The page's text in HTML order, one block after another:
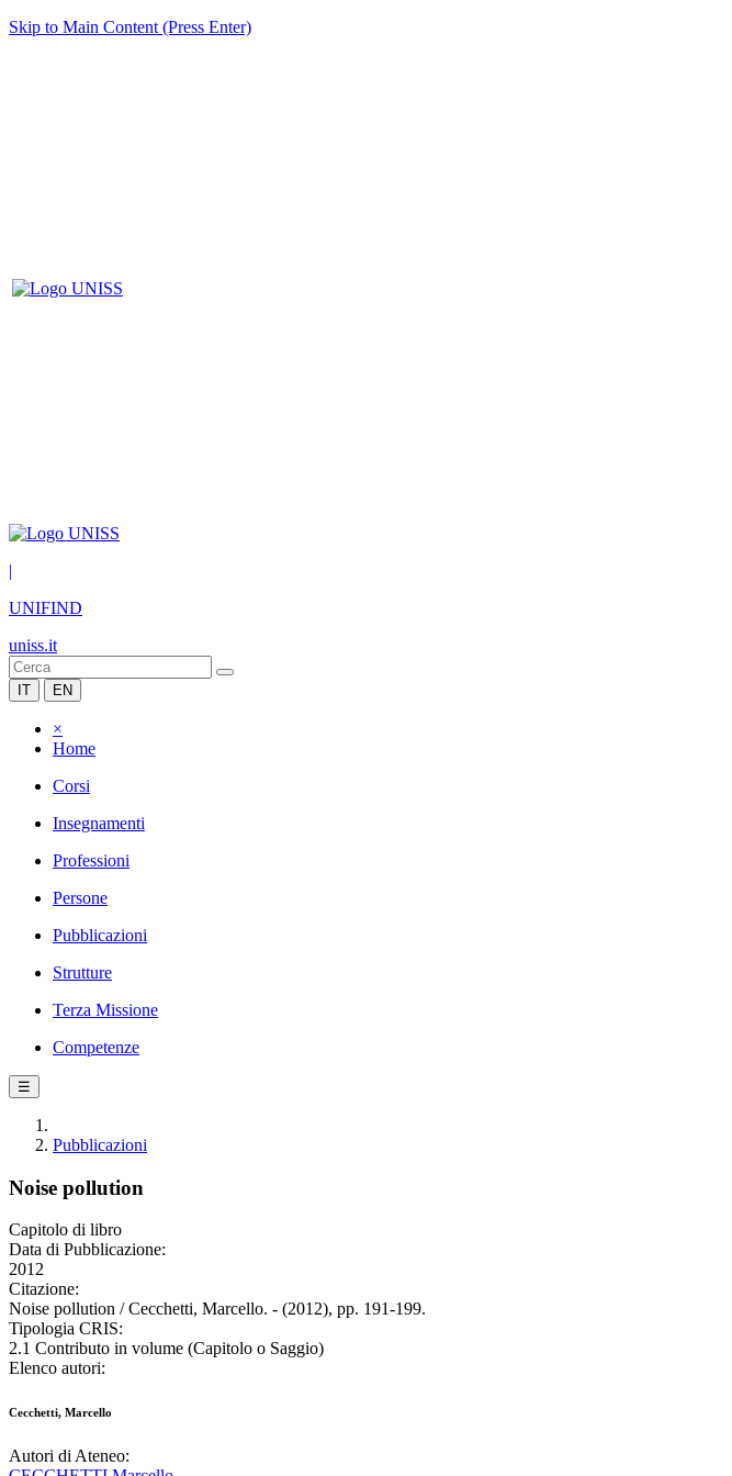
Skip to Main Content (Press Enter)
|
UNIFIND
uniss.it
IT EN
×
Home
Corsi
Insegnamenti
Professioni
Persone
Pubblicazioni
Strutture
Terza Missione
Competenze
☰
Pubblicazioni
Noise pollution
Capitolo di libro
Data di Pubblicazione:
2012
Citazione:
Noise pollution / Cecchetti, Marcello. - (2012), pp. 191-199.
Tipologia CRIS:
2.1 Contributo in volume (Capitolo o Saggio)
Elenco autori:
Cecchetti, Marcello
Autori di Ateneo: